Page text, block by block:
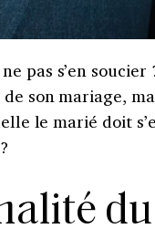
pas s’en soucier
son mariage,
le marié doit
du